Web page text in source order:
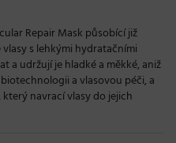
Repair Mask působící již
s lehkými hydratačními
a udržují je hladké a měkké, aniž
a vlasovou péči, a
navrací vlasy do jejich